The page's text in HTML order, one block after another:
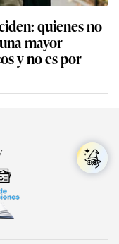
quienes no
mayor
y no es por